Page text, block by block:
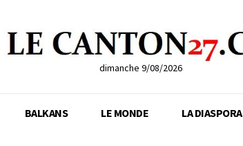
dimanche 9/08/2026
BALKANS LE MONDE LA DIASPORA